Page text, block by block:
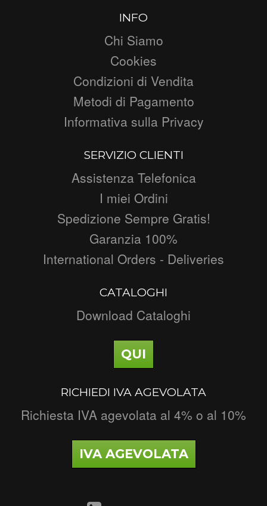
INFO
Chi Siamo
Cookies
Condizioni di Vendita
Metodi di Pagamento
Informativa sulla Privacy
SERVIZIO CLIENTI
Assistenza Telefonica
I miei Ordini
Spedizione Sempre Gratis!
Garanzia 100%
International Orders - Deliveries
CATALOGHI
Download Cataloghi
QUI
RICHIEDI IVA AGEVOLATA
Richiesta IVA agevolata al 4% o al 10%
IVA AGEVOLATA